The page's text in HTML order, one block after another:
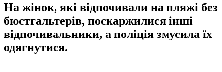
На жінок, які відпочивали на пляжі без
бюстгальтерів, поскаржилися інші
відпочивальники, а поліція змусила їх
одягнутися.